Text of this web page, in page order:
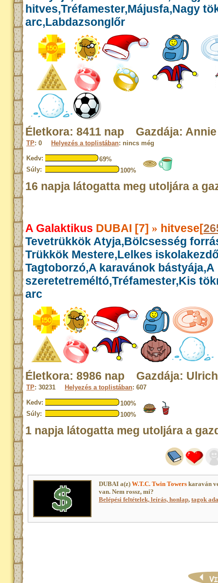
hitves,Tréfamester,Májusfa,Nagy
arc,Labdazsonglőr
Életkora: 8411 nap Gazdája: Annie
TP: 0 Helyezés a toplistában: nincs még
Kedv:
69%
Súly:
100%
16 napja látogatta meg utoljára a
A Galaktikus DUBAI [7] » hitvese[
Tevetrükkök Atyja,Bölcsesség
Trükkök Mestere,Lelkes
Tagtoborzó,A karavánok bástyája,A
szeretetreméltó,Tréfamester,Kis
arc
Életkora: 8986 nap Gazdája:
TP: 30231 Helyezés a toplistában: 607
Kedv:
100%
Súly:
100%
1 napja látogatta meg utoljára a
DUBAI a(z) W.T.C. Twin Towers karaván
van. Nem rossz, mi?
Belépési feltételek, leírás, honlap, tagok